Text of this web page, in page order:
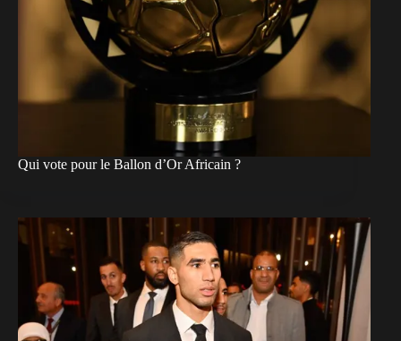
Qui vote pour le Ballon d’Or Africain ?